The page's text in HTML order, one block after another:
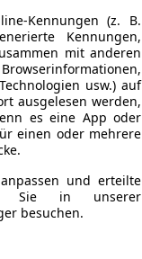
Kennungen (z. B.
Kennungen,
mit anderen
usw.) auf
ausgelesen werden,
es eine App oder
einen oder mehrere
und erteilte
Sie in unserer
besuchen.